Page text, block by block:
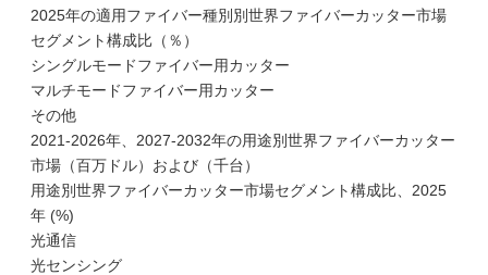
2025年の適用ファイバー種別別世界ファイバーカッター市場
セグメント構成比（％）
シングルモードファイバー用カッター
マルチモードファイバー用カッター
その他
2021-2026年、2027-2032年の用途別世界ファイバーカッター
市場（百万ドル）および（千台）
用途別世界ファイバーカッター市場セグメント構成比、2025
年 (%)
光通信
光センシング